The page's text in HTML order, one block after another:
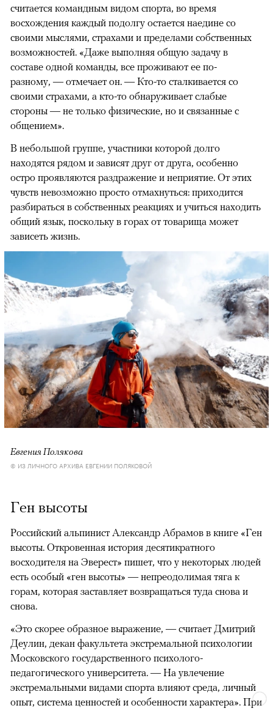
считается командным видом спорта, во время
восхождения каждый подолгу остается наедине со
своими мыслями, страхами и пределами собственных
возможностей. «Даже выполняя общую задачу в
составе одной команды, все проживают ее по-
разному, — отмечает он. — Кто-то сталкивается со
своими страхами, а кто-то обнаруживает слабые
стороны — не только физические, но и связанные с
общением».
В небольшой группе, участники которой долго
находятся рядом и зависят друг от друга, особенно
остро проявляются раздражение и неприятие. От этих
чувств невозможно просто отмахнуться: приходится
разбираться в собственных реакциях и учиться находить
общий язык, поскольку в горах от товарища может
зависеть жизнь.
Евгения Полякова
© ИЗ ЛИЧНОГО АРХИВА ЕВГЕНИИ ПОЛЯКОВОЙ
Ген высоты
Российский альпинист Александр Абрамов в книге «Ген
высоты. Откровенная история десятикратного
восходителя на Эверест» пишет, что у некоторых людей
есть особый «ген высоты» — непреодолимая тяга к
горам, которая заставляет возвращаться туда снова и
снова.
«Это скорее образное выражение, — считает Дмитрий
Деулин, декан факультета экстремальной психологии
Московского государственного психолого-
педагогического университета. — На увлечение
экстремальными видами спорта влияют среда, личный
опыт, система ценностей и особенности характера». При